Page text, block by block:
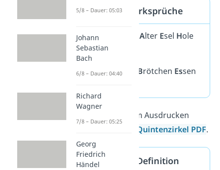
Quintenzirkel Merksprüche
#-Tonarten: Alter Esel Hole
ch
♭-Tonarten:Frische Brötchen Essen
Den Quintenzirkel zum Ausdrucken
Quintenzirkel PDF.
Quintenzirkel — Definition
5/8 – Dauer: 05:03
Johann
Sebastian
Bach
6/8 – Dauer: 04:40
Richard
Wagner
7/8 – Dauer: 05:25
Georg
Friedrich
Händel